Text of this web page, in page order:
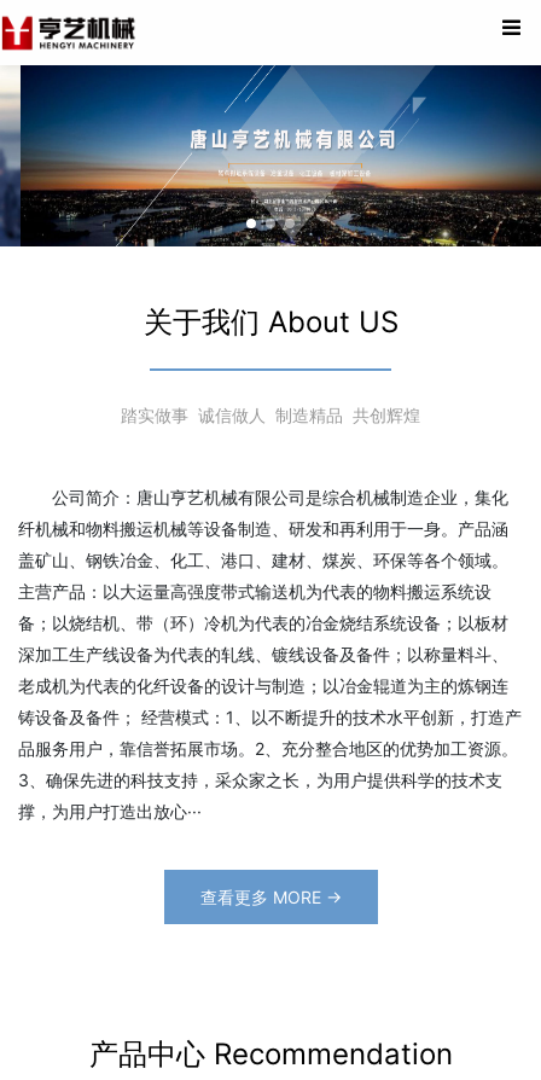
关于我们 About US
踏实做事 诚信做人 制造精品 共创辉煌
公司简介：唐山亨艺机械有限公司是综合机械制造企业，集化
纤机械和物料搬运机械等设备制造、研发和再利用于一身。产品涵
盖矿山、钢铁冶金、化工、港口、建材、煤炭、环保等各个领域。
主营产品：以大运量高强度带式输送机为代表的物料搬运系统设
备；以烧结机、带（环）冷机为代表的冶金烧结系统设备；以板材
深加工生产线设备为代表的轧线、镀线设备及备件；以称量料斗、
老成机为代表的化纤设备的设计与制造；以冶金辊道为主的炼钢连
铸设备及备件； 经营模式：1、以不断提升的技术水平创新，打造产
品服务用户，靠信誉拓展市场。2、充分整合地区的优势加工资源。
3、确保先进的科技支持，采众家之长，为用户提供科学的技术支
撑，为用户打造出放心···
查看更多 MORE →
产品中心 Recommendation